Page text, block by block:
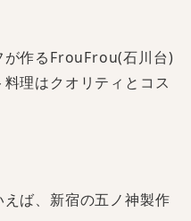
が作るFrouFrou(石川台)
理はクオリティとコス
ば、新宿の五ノ神製作